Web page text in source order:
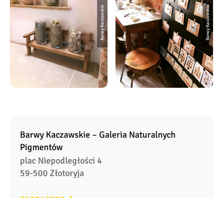
Barwy Kaczawskie Barwy Kaczawskie
Barwy Kaczawskie – Galeria Naturalnych
Pigmentów
plac Niepodległości 4
59-500 Złotoryja